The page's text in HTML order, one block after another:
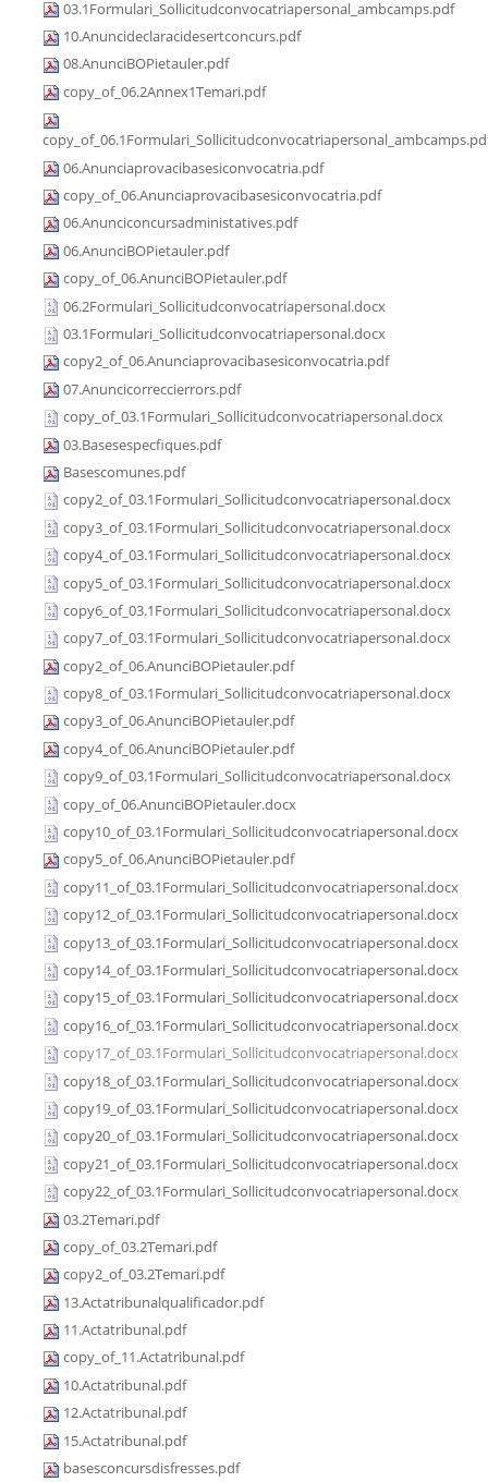
03.1Formulari_Sollicitudconvocatriapersonal_ambcamps.pdf
10.Anuncideclaracidesertconcurs.pdf
08.AnunciBOPietauler.pdf
copy_of_06.2Annex1Temari.pdf
06.Anunciaprovacibasesiconvocatria.pdf
copy_of_06.Anunciaprovacibasesiconvocatria.pdf
06.Anunciconcursadministatives.pdf
06.AnunciBOPietauler.pdf
copy_of_06.AnunciBOPietauler.pdf
06.2Formulari_Sollicitudconvocatriapersonal.docx
03.1Formulari_Sollicitudconvocatriapersonal.docx
copy2_of_06.Anunciaprovacibasesiconvocatria.pdf
07.Anuncicorreccierrors.pdf
copy_of_03.1Formulari_Sollicitudconvocatriapersonal.docx
03.Basesespecfiques.pdf
Basescomunes.pdf
copy2_of_03.1Formulari_Sollicitudconvocatriapersonal.docx
copy3_of_03.1Formulari_Sollicitudconvocatriapersonal.docx
copy4_of_03.1Formulari_Sollicitudconvocatriapersonal.docx
copy5_of_03.1Formulari_Sollicitudconvocatriapersonal.docx
copy6_of_03.1Formulari_Sollicitudconvocatriapersonal.docx
copy7_of_03.1Formulari_Sollicitudconvocatriapersonal.docx
copy2_of_06.AnunciBOPietauler.pdf
copy8_of_03.1Formulari_Sollicitudconvocatriapersonal.docx
copy3_of_06.AnunciBOPietauler.pdf
copy4_of_06.AnunciBOPietauler.pdf
copy9_of_03.1Formulari_Sollicitudconvocatriapersonal.docx
copy_of_06.AnunciBOPietauler.docx
copy10_of_03.1Formulari_Sollicitudconvocatriapersonal.docx
copy5_of_06.AnunciBOPietauler.pdf
copy11_of_03.1Formulari_Sollicitudconvocatriapersonal.docx
copy12_of_03.1Formulari_Sollicitudconvocatriapersonal.docx
copy13_of_03.1Formulari_Sollicitudconvocatriapersonal.docx
copy14_of_03.1Formulari_Sollicitudconvocatriapersonal.docx
copy15_of_03.1Formulari_Sollicitudconvocatriapersonal.docx
copy16_of_03.1Formulari_Sollicitudconvocatriapersonal.docx
copy17_of_03.1Formulari_Sollicitudconvocatriapersonal.docx
copy18_of_03.1Formulari_Sollicitudconvocatriapersonal.docx
copy19_of_03.1Formulari_Sollicitudconvocatriapersonal.docx
copy20_of_03.1Formulari_Sollicitudconvocatriapersonal.docx
copy21_of_03.1Formulari_Sollicitudconvocatriapersonal.docx
copy22_of_03.1Formulari_Sollicitudconvocatriapersonal.docx
03.2Temari.pdf
copy_of_03.2Temari.pdf
copy2_of_03.2Temari.pdf
13.Actatribunalqualificador.pdf
11.Actatribunal.pdf
copy_of_11.Actatribunal.pdf
10.Actatribunal.pdf
12.Actatribunal.pdf
15.Actatribunal.pdf
basesconcursdisfresses.pdf